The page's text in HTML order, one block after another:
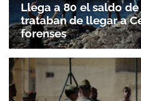
Llega a 80 el saldo
trataban de llegar a
forenses